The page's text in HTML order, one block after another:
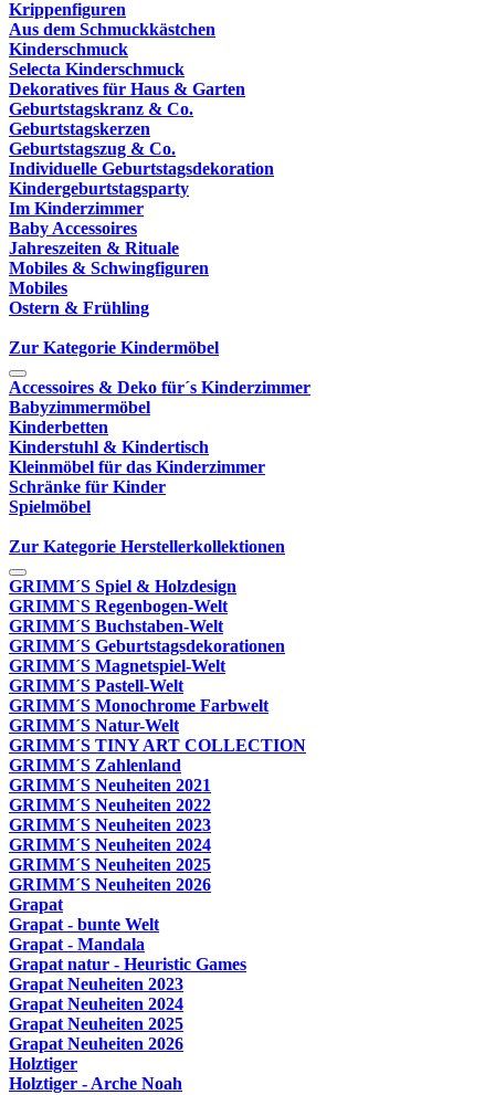
Krippenfiguren
Aus dem Schmuckkästchen
Kinderschmuck
Selecta Kinderschmuck
Dekoratives für Haus & Garten
Geburtstagskranz & Co.
Geburtstagskerzen
Geburtstagszug & Co.
Individuelle Geburtstagsdekoration
Kindergeburtstagsparty
Im Kinderzimmer
Baby Accessoires
Jahreszeiten & Rituale
Mobiles & Schwingfiguren
Mobiles
Ostern & Frühling
Zur Kategorie Kindermöbel
Accessoires & Deko für´s Kinderzimmer
Babyzimmermöbel
Kinderbetten
Kinderstuhl & Kindertisch
Kleinmöbel für das Kinderzimmer
Schränke für Kinder
Spielmöbel
Zur Kategorie Herstellerkollektionen
GRIMM´S Spiel & Holzdesign
GRIMM`S Regenbogen-Welt
GRIMM´S Buchstaben-Welt
GRIMM´S Geburtstagsdekorationen
GRIMM´S Magnetspiel-Welt
GRIMM´S Pastell-Welt
GRIMM´S Monochrome Farbwelt
GRIMM´S Natur-Welt
GRIMM´S TINY ART COLLECTION
GRIMM´S Zahlenland
GRIMM´S Neuheiten 2021
GRIMM´S Neuheiten 2022
GRIMM´S Neuheiten 2023
GRIMM´S Neuheiten 2024
GRIMM´S Neuheiten 2025
GRIMM´S Neuheiten 2026
Grapat
Grapat - bunte Welt
Grapat - Mandala
Grapat natur - Heuristic Games
Grapat Neuheiten 2023
Grapat Neuheiten 2024
Grapat Neuheiten 2025
Grapat Neuheiten 2026
Holztiger
Holztiger - Arche Noah